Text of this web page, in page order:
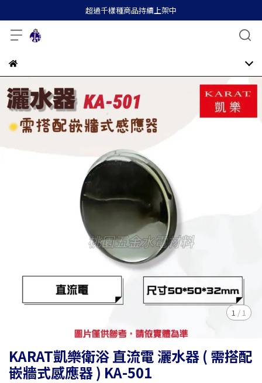
超過千樣種商品持續上架中
1 / 1
KARAT凱樂衛浴 直流電 灑水器 ( 需搭配
嵌牆式感應器 ) KA-501